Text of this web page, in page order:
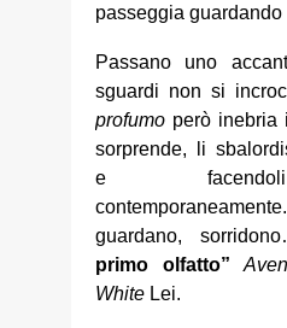
passeggia guardando
Passano uno
sguardi non si
profumo però inebria
sorprende, li
e
guardano,
primo olfatto”
White Lei.